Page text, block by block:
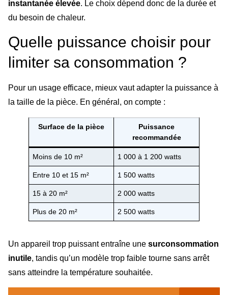
instantanée élevée. Le choix dépend donc de la durée et
du besoin de chaleur.
Quelle puissance choisir pour
limiter sa consommation ?
Pour un usage efficace, mieux vaut adapter la puissance à
la taille de la pièce. En général, on compte :
Surface de la pièce
Puissance
recommandée
Moins de 10 m² 1 000 à 1 200 watts
Entre 10 et 15 m² 1 500 watts
15 à 20 m² 2 000 watts
Plus de 20 m² 2 500 watts
Un appareil trop puissant entraîne une surconsommation
inutile, tandis qu’un modèle trop faible tourne sans arrêt
sans atteindre la température souhaitée.